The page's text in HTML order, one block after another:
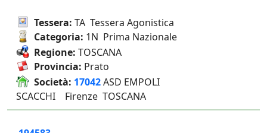
Tessera: TA Tessera Agonistica
Categoria: 1N Prima Nazionale
Regione: TOSCANA
Provincia: Prato
Società: 17042ASD EMPOLI
SCACCHI Firenze TOSCANA